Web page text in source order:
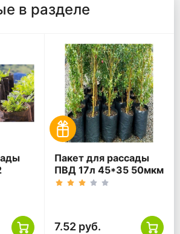
в разделе
Пакет для рассады
ПВД 17л 45*35 50мкм
черный
7.52 руб.